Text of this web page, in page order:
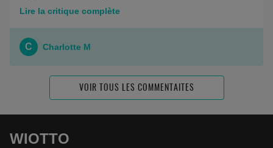
Lire la critique complète
C Charlotte M
VOIR TOUS LES COMMENTAITES
WIOTTO